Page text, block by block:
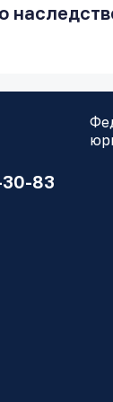
и
в
решить
сроков
долги
83